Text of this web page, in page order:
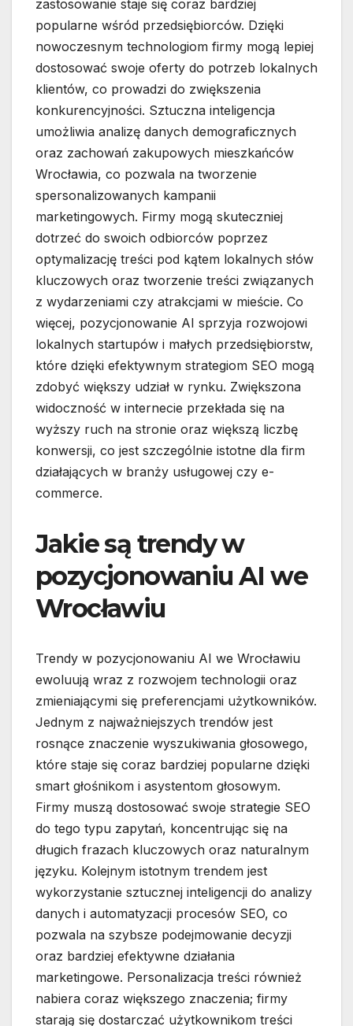
zastosowanie staje się coraz bardziej
popularne wśród przedsiębiorców. Dzięki
nowoczesnym technologiom firmy mogą lepiej
dostosować swoje oferty do potrzeb lokalnych
klientów, co prowadzi do zwiększenia
konkurencyjności. Sztuczna inteligencja
umożliwia analizę danych demograficznych
oraz zachowań zakupowych mieszkańców
Wrocławia, co pozwala na tworzenie
spersonalizowanych kampanii
marketingowych. Firmy mogą skuteczniej
dotrzeć do swoich odbiorców poprzez
optymalizację treści pod kątem lokalnych słów
kluczowych oraz tworzenie treści związanych
z wydarzeniami czy atrakcjami w mieście. Co
więcej, pozycjonowanie AI sprzyja rozwojowi
lokalnych startupów i małych przedsiębiorstw,
które dzięki efektywnym strategiom SEO mogą
zdobyć większy udział w rynku. Zwiększona
widoczność w internecie przekłada się na
wyższy ruch na stronie oraz większą liczbę
konwersji, co jest szczególnie istotne dla firm
działających w branży usługowej czy e-
commerce.
Jakie są trendy w
pozycjonowaniu AI we
Wrocławiu
Trendy w pozycjonowaniu AI we Wrocławiu
ewoluują wraz z rozwojem technologii oraz
zmieniającymi się preferencjami użytkowników.
Jednym z najważniejszych trendów jest
rosnące znaczenie wyszukiwania głosowego,
które staje się coraz bardziej popularne dzięki
smart głośnikom i asystentom głosowym.
Firmy muszą dostosować swoje strategie SEO
do tego typu zapytań, koncentrując się na
długich frazach kluczowych oraz naturalnym
języku. Kolejnym istotnym trendem jest
wykorzystanie sztucznej inteligencji do analizy
danych i automatyzacji procesów SEO, co
pozwala na szybsze podejmowanie decyzji
oraz bardziej efektywne działania
marketingowe. Personalizacja treści również
nabiera coraz większego znaczenia; firmy
starają się dostarczać użytkownikom treści